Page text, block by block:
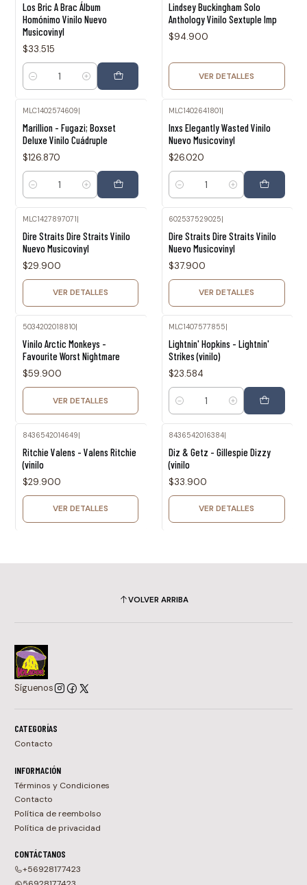
Los Bric A Brac Álbum
Homónimo Vinilo Nuevo
Musicovinyl
$33.515
Cantidad
Lindsey Buckingham Solo
Anthology Vinilo Sextuple Imp
$94.900
VER DETALLES
MLC1402574609
Marillion - Fugazi; Boxset
Deluxe Vinilo Cuádruple
$126.870
Cantidad
MLC1402641801
Inxs Elegantly Wasted Vinilo
Nuevo Musicovinyl
$26.020
Cantidad
MLC1427897071|
Dire Straits Dire Straits Vinilo
Nuevo Musicovinyl
$29.900
VER DETALLES
602537529025|
Dire Straits Dire Straits Vinilo
Nuevo Musicovinyl
$37.900
VER DETALLES
5034202018810|
Vinilo Arctic Monkeys -
Favourite Worst Nightmare
$59.900
VER DETALLES
MLC1407577855
Lightnin' Hopkins - Lightnin'
Strikes (vinilo)
$23.584
Cantidad
8436542014649|
Ritchie Valens - Valens Ritchie
(vinilo
$29.900
VER DETALLES
8436542016384|
Diz & Getz - Gillespie Dizzy
(vinilo
$33.900
VER DETALLES
VOLVER ARRIBA
Síguenos
CATEGORÍAS
Contacto
INFORMACIÓN
Términos y Condiciones
Contacto
Política de reembolso
Política de privacidad
CONTÁCTANOS
+56928177423